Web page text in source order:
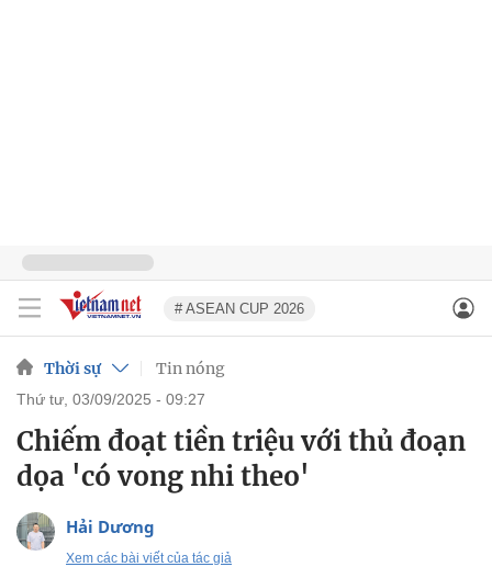
# ASEAN CUP 2026
Thời sự Tin nóng
thứ tư, 03/09/2025 - 09:27
Chiếm đoạt tiền triệu với thủ đoạn
dọa 'có vong nhi theo'
Hải Dương
Xem các bài viết của tác giả